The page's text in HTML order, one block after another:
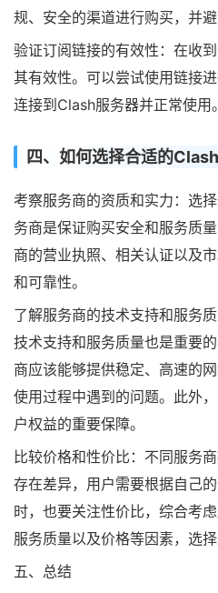
规、安全的渠道进行购买，并
验证订阅链接的有效性：在收
其有效性。可以尝试使用链接
连接到Clash服务器并正常使用。
四、如何选择合适的
考察服务商的资质和实力：选
务商是保证购买安全和服务质
商的营业执照、相关认证以及
和可靠性。
了解服务商的技术支持和服务
技术支持和服务质量也是重要
商应该能够提供稳定、高速的
使用过程中遇到的问题。此外
户权益的重要保障。
比较价格和性价比：不同服务
存在差异，用户需要根据自己
时，也要关注性价比，综合考
服务质量以及价格等因素，选
五、总结